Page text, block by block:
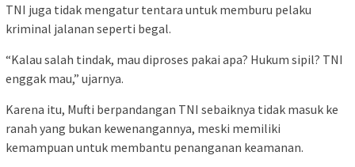
TNI juga tidak mengatur tentara untuk memburu pelaku
kriminal jalanan seperti begal.
“Kalau salah tindak, mau diproses pakai apa? Hukum sipil? TNI
enggak mau,” ujarnya.
Karena itu, Mufti berpandangan TNI sebaiknya tidak masuk ke
ranah yang bukan kewenangannya, meski memiliki
kemampuan untuk membantu penanganan keamanan.